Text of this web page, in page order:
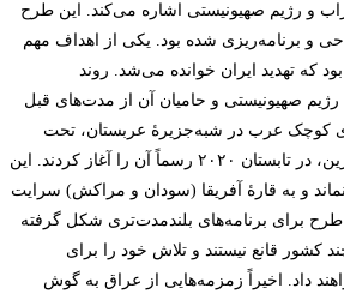
و رژیم صهیونیستی اشاره می‌کند. این طرح
و برنامه‌ریزی شده بود. یکی از اهداف مهم
بود که تهدید ایران خوانده می‌شد. روند
صهیونیستی و حامیان آن از مدت‌های قبل
کوچک عرب در شبه‌جزیرۀ عربستان، تحت
رهبری امارات متحده و بحرین، در تابستان ۲۰۲۰ رسماً آن را آغاز کردند. این
و به قارۀ آفریقا (سودان و مراکش) سرایت
برای برنامه‌های بلندمدت‌تری شکل گرفته
کشور قانع نیستند و تلاش خود را برای
داد. اخیراً زمزمه‌هایی از عراق به گوش